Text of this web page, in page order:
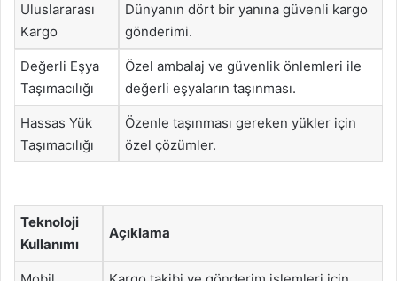
Uluslararası
Kargo
Dünyanın dört bir yanına güvenli kargo
gönderimi.
Değerli Eşya
Taşımacılığı
Özel ambalaj ve güvenlik önlemleri ile
değerli eşyaların taşınması.
Hassas Yük
Taşımacılığı
Özenle taşınması gereken yükler için
özel çözümler.
Teknoloji
Kullanımı
Açıklama